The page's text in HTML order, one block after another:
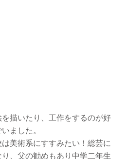
描いたり、工作をするのが好
ました。
美術系にすすみたい！総芸に
、父の勧めもあり中学二年生